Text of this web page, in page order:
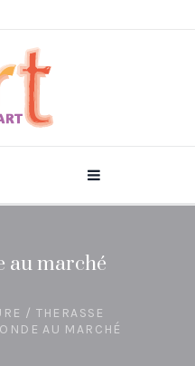
au marché
/ THERASSE
AU MARCHÉ